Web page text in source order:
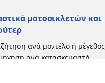
μοτοσικλετών και
ανά μοντέλο ή μέγεθος
ανά κατασκευαστή